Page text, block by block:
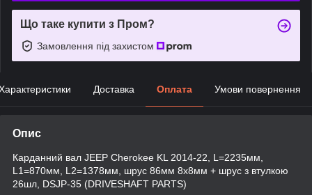
Що таке купити з Пром?
Замовлення під захистом
Доставка Оплата Умови повернення
Опис
Карданний вал JEEP Cherokee KL 2014-22, L=2235мм,
L1=870мм, L2=1378мм, шрус 86мм 8x8мм + шрус з втулкою
26шл, DSJP-35 (DRIVESHAFT PARTS)